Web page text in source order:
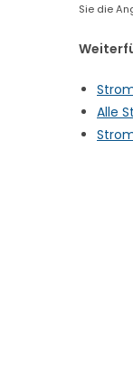
Sie die
Alle